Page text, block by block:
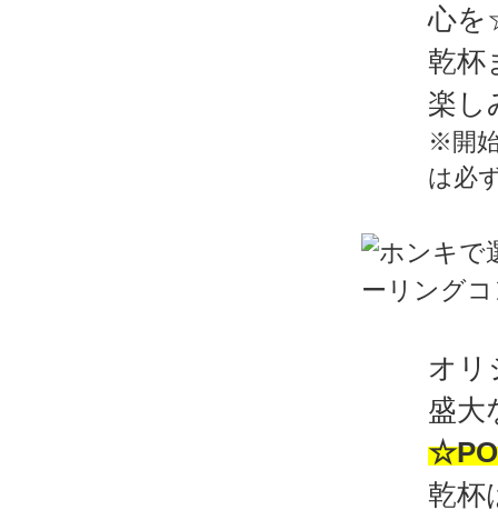
心
乾杯
楽し
※開
は必
オリ
盛大
乾杯